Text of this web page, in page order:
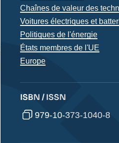
Chaînes de valeur des
Voitures électriques et
Politiques de l'énergie
États membres de l'UE
Régions
Europe
ISBN / ISSN
979-10-373-1040-8